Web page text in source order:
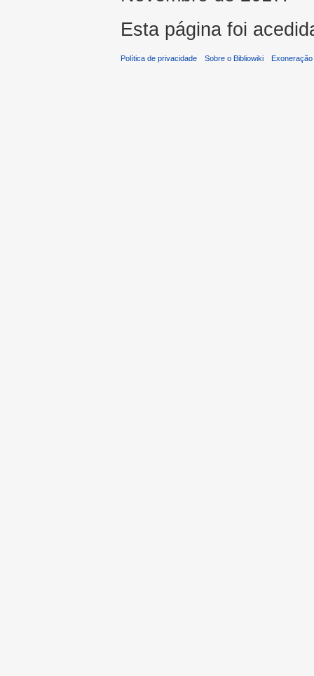
Esta página foi
Política de privacidade Sobre o Bibliowiki